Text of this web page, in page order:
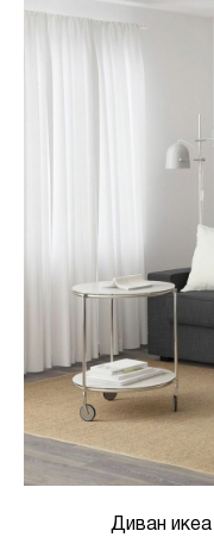
Диван